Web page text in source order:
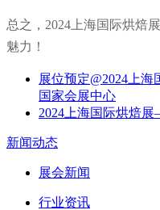
总之， 2024上海国际烘焙展
魅力！
展位预定@2024上海
国家会展中心
2024上海国际烘焙
新闻动态
展会新闻
行业资讯